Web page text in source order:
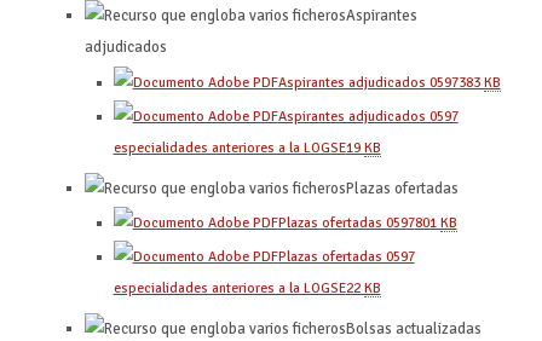
Aspirantes
adjudicados
Aspirantes adjudicados 0597383 KB
Aspirantes adjudicados 0597
especialidades anteriores a la LOGSE19 KB
Plazas ofertadas
Plazas ofertadas 0597801 KB
Plazas ofertadas 0597
especialidades anteriores a la LOGSE22 KB
Bolsas actualizadas